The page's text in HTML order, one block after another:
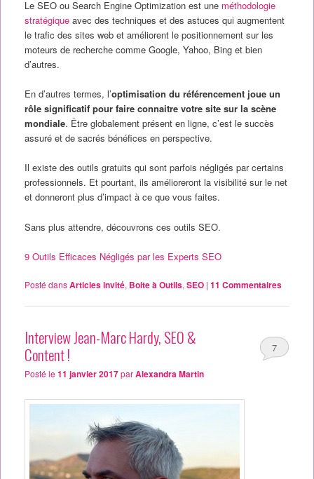
Le SEO ou Search Engine Optimization est une méthodologie
stratégiqueavec des techniques et des astuces qui augmentent
le trafic des sites web et améliorent le positionnement sur les
moteurs de recherche comme Google, Yahoo, Bing et bien
d’autres.
En d’autres termes, l’optimisation du référencement joue un
rôle significatif pour faire connaitre votre site sur la scène
mondiale. Être globalement présent en ligne, c’est le succès
assuré et de sacrés bénéfices en perspective.
Il existe des outils gratuits qui sont parfois négligés par certains
professionnels. Et pourtant, ils amélioreront la visibilité sur le net
et donneront plus d’impact à ce que vous faites.
Sans plus attendre, découvrons ces outils SEO.
9 Outils Efficaces Négligés par les Experts SEO
Posté dansArticles invité, Boite à Outils, SEO | 11 Commentaires
Interview Jean-Marc Hardy, SEO &
Content !
Posté le 11 janvier 2017parAlexandra Martin
7